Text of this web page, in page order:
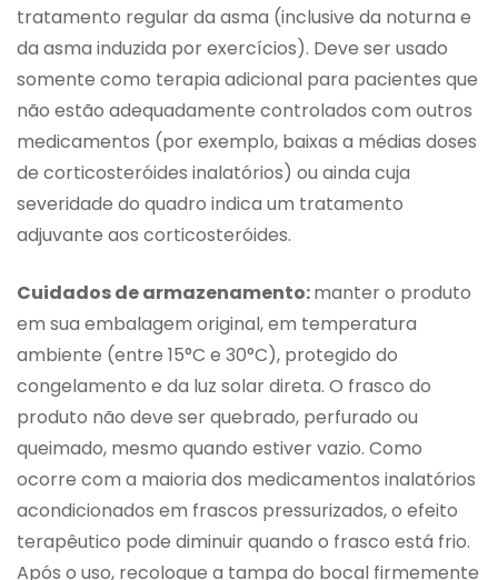
tratamento regular da asma (inclusive da noturna e
da asma induzida por exercícios). Deve ser usado
somente como terapia adicional para pacientes que
não estão adequadamente controlados com outros
medicamentos (por exemplo, baixas a médias doses
de corticosteróides inalatórios) ou ainda cuja
severidade do quadro indica um tratamento
adjuvante aos corticosteróides.
Cuidados de armazenamento:manter o produto
em sua embalagem original, em temperatura
ambiente (entre 15°C e 30°C), protegido do
congelamento e da luz solar direta. O frasco do
produto não deve ser quebrado, perfurado ou
queimado, mesmo quando estiver vazio. Como
ocorre com a maioria dos medicamentos inalatórios
acondicionados em frascos pressurizados, o efeito
terapêutico pode diminuir quando o frasco está frio.
Após o uso, recoloque a tampa do bocal firmemente